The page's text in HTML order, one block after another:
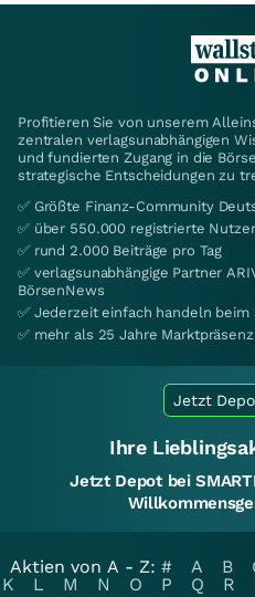
Profitieren Sie von unserem
zentralen verlagsunabhängigen
und fundierten Zugang in die
strategische Entscheidungen zu
✅ Größte Finanz-Community
✅ über 550.000 registrierte Nutzer
✅ rund 2.000 Beiträge pro Tag
✅ verlagsunabhängige Partner
BörsenNews
✅ Jederzeit einfach handeln beim
✅ mehr als 25 Jahre Marktpräsenz
Jetzt
Ihre
Jetzt Depot bei
Aktien von A - Z: # A B
K
L M N O P Q R